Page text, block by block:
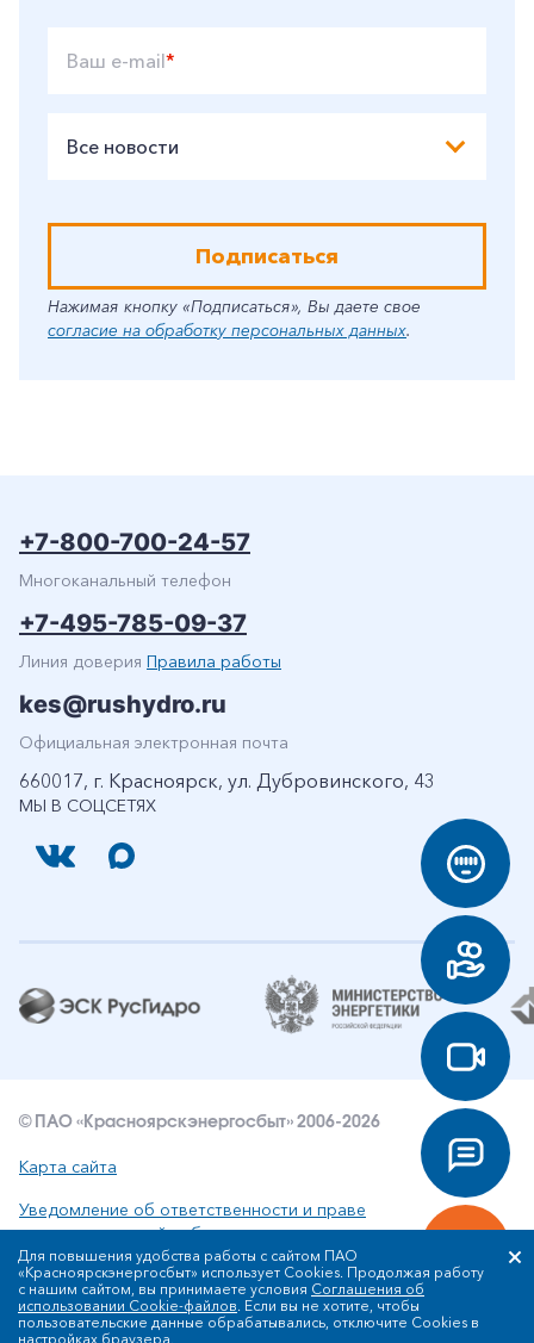
Ваш e-mail*
Все новости
Подписаться
Нажимая кнопку «Подписаться», Вы даете свое
согласие на обработку персональных данных.
МЫ В СОЦСЕТЯХ
+7-800-700-24-57
Многоканальный телефон
+7-495-785-09-37
Линия доверия Правила работы
kes@rushydro.ru
Официальная электронная почта
660017, г. Красноярск, ул. Дубровинского, 43
© ПАО «Красноярскэнергосбыт» 2006-2026
Карта сайта
Уведомление об ответственности и праве
интеллектуальной собственности
Политика ПАО «Красноярскэнергосбыт» в отношении
обработки персональных данных
Для повышения удобства работы с сайтом ПАО
«Красноярскэнергосбыт» использует Cookies. Продолжая работу
с нашим сайтом, вы принимаете условия Соглашения об
использовании Cookie-файлов. Если вы не хотите, чтобы
пользовательские данные обрабатывались, отключите Cookies в
настройках браузера.